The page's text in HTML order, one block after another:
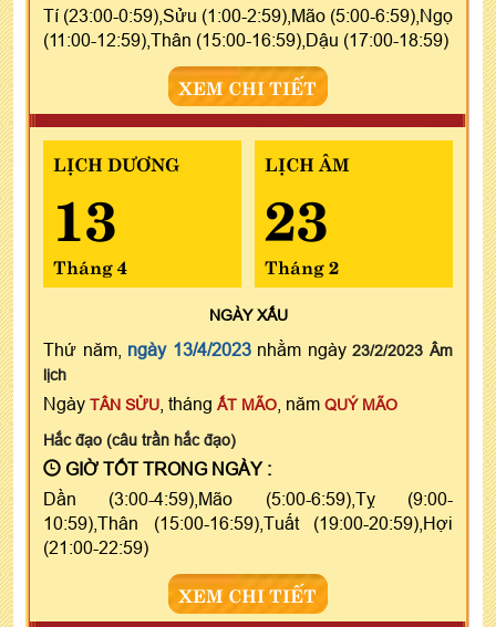
Tí (23:00-0:59),Sửu (1:00-2:59),Mão (5:00-6:59),Ngọ
(11:00-12:59),Thân (15:00-16:59),Dậu (17:00-18:59)
XEM CHI TIẾT
LỊCH DƯƠNG
13
Tháng 4
LỊCH ÂM
23
Tháng 2
NGÀYXẤU
Thứ năm, ngày 13/4/2023nhằm ngày23/2/2023 Âm
lịch
Ngày TÂN SỬU , tháng ẤT MÃO , năm QUÝ MÃO
Hắc đạo (câu trần hắc đạo)
GIỜ TỐT TRONG NGÀY :
Dần (3:00-4:59),Mão (5:00-6:59),Tỵ (9:00-
10:59),Thân (15:00-16:59),Tuất (19:00-20:59),Hợi
(21:00-22:59)
XEM CHI TIẾT